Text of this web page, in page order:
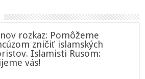
rozkaz: Pomôžeme
zničiť islamských
Islamisti Rusom:
vás!